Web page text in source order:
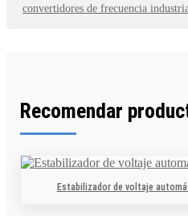
convertidores de frecuencia
Recomendar
Estabilizador de voltaje